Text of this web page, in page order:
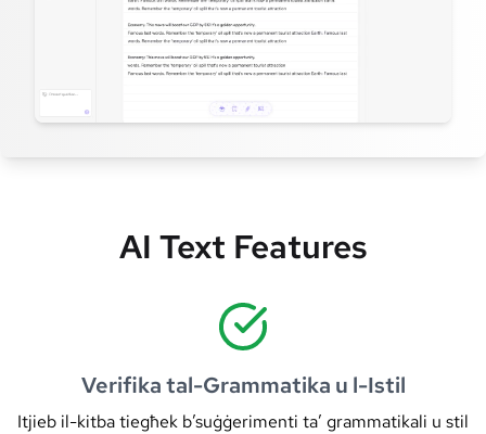
AI Text Features
Verifika tal-Grammatika u l-Istil
Itjieb il-kitba tiegħek b’suġġerimenti ta’ grammatikali u stil